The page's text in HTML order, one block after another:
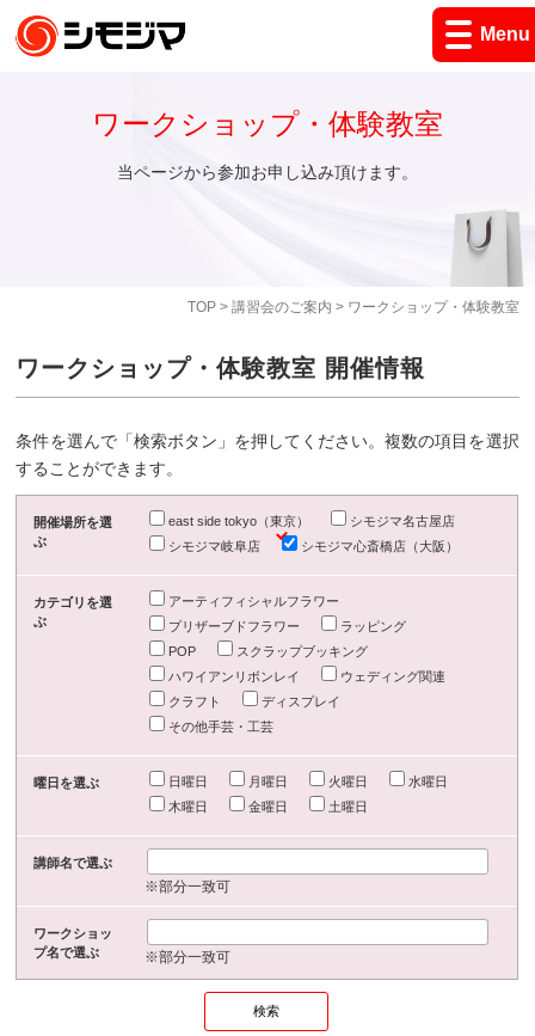
Menu
TOP> 講習会のご案内 > ワークショップ・体験教室
ワークショップ・体験教室
当ページから参加お申し込み頂けます。
ワークショップ・体験教室 開催情報
条件を選んで「検索ボタン」を押してください。複数の項目を選択
することができます。
開催場所を選
ぶ
east side tokyo（東京）
シモジマ名古屋店
シモジマ岐阜店
シモジマ心斎橋店（大阪）
カテゴリを選
ぶ
アーティフィシャルフラワー
プリザーブドフラワー
ラッピング
POP
スクラップブッキング
ハワイアンリボンレイ
ウェディング関連
クラフト
ディスプレイ
その他手芸・工芸
曜日を選ぶ 日曜日 月曜日 火曜日
水曜日
木曜日
金曜日 土曜日
講師名で選ぶ
※部分一致可
ワークショッ
プ名で選ぶ
※部分一致可